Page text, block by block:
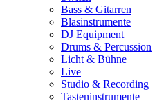
Bass & Gitarren
Blasinstrumente
DJ Equipment
Drums & Percussion
Licht & Bühne
Live
Studio & Recording
Tasteninstrumente